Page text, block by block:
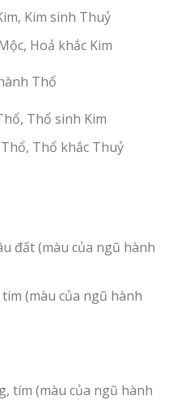
Kim sinh Thuỷ
Hoả khắc Kim
Thổ
Thổ sinh Kim
Thổ khắc Thuỷ
đất (màu của ngũ hành
(màu của ngũ hành
tím (màu của ngũ hành